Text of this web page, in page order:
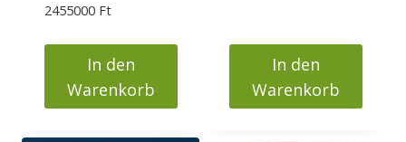
2455000 Ft
In den
Warenkorb
In den
Warenkorb